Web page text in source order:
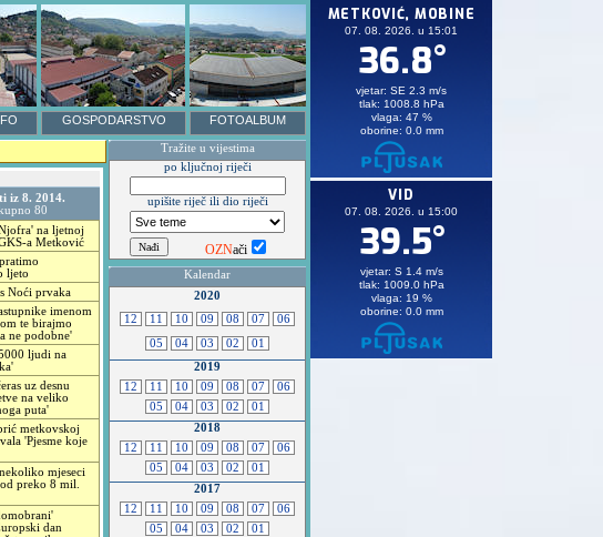
GOSPODARSTVO FOTOALBUM
iz 8. 2014.
80
na ljetnoj
a Metković
ljeto
Noći prvaka
imenom
te birajmo
ne podobne'
ljudi na
uz desnu
na veliko
puta'
metkovskoj
'Pjesme koje
mjeseci
preko 8 mil.
dan
Tražite u vijestima
po ključnoj riječi
upišite riječ ili dio riječi
OZNači
Kalendar
2020
12
11 10 09 08 07
06
05
04 03 02
01
2019
12
11 10 09 08 07
06
05
04 03 02
01
2018
12
11 10 09 08 07
06
05
04 03 02
01
2017
12
11 10 09 08 07
06
05
04 03 02
01